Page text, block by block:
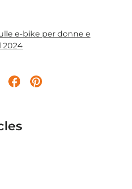
e-bike per donne e
2024